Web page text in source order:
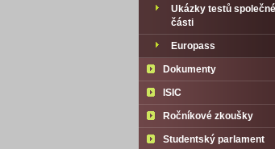
Ukázky testů společné
části
Europass
Dokumenty
ISIC
Ročníkové zkoušky
Studentský parlament